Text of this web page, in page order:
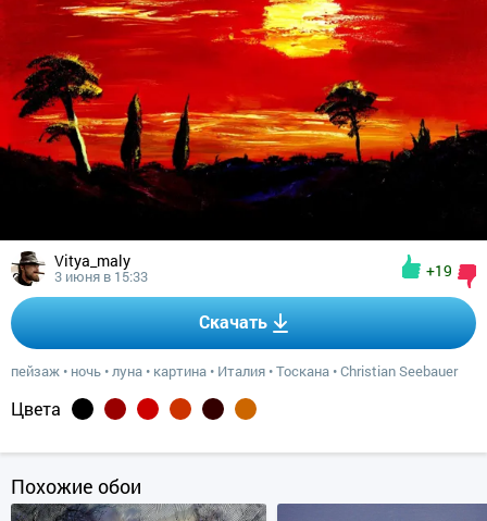
Vitya_maly
3 июня в 15:33 +19
Скачать
пейзаж • ночь •луна • картина • Италия •Тоскана •Christian Seebauer
Цвета
Похожие обои